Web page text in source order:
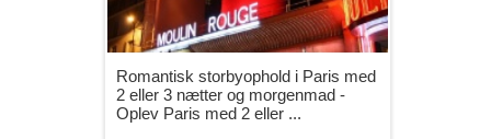
Romantisk storbyophold i Paris med
2 eller 3 nætter og morgenmad -
Oplev Paris med 2 eller ...